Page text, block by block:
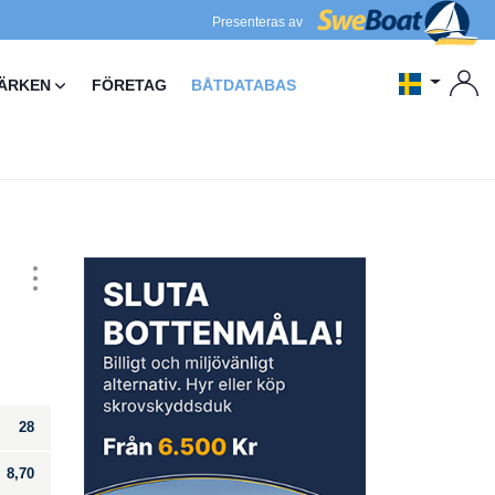
Presenteras av
FÖRETAG BÅTDATABAS
28
8,70